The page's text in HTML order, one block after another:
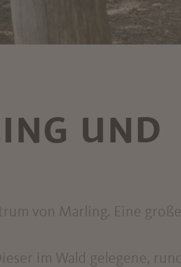
UND
von Marling. Eine große
im Wald gelegene, rund